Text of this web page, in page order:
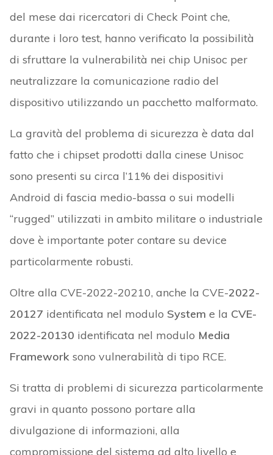
del mese dai ricercatori di Check Point che,
durante i loro test, hanno verificato la possibilità
di sfruttare la vulnerabilità nei chip Unisoc per
neutralizzare la comunicazione radio del
dispositivo utilizzando un pacchetto malformato.
La gravità del problema di sicurezza è data dal
fatto che i chipset prodotti dalla cinese Unisoc
sono presenti su circa l’11% dei dispositivi
Android di fascia medio-bassa o sui modelli
“rugged” utilizzati in ambito militare o industriale
dove è importante poter contare su device
particolarmente robusti.
Oltre alla CVE-2022-20210, anche la CVE-2022-
20127 identificata nel modulo System e la CVE-
2022-20130 identificata nel modulo Media
Framework sono vulnerabilità di tipo RCE.
Si tratta di problemi di sicurezza particolarmente
gravi in quanto possono portare alla
divulgazione di informazioni, alla
compromissione del sistema ad alto livello e